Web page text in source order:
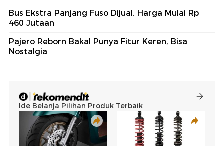
Bus Ekstra Panjang Fuso Dijual, Harga Mulai Rp
460 Jutaan
Pajero Reborn Bakal Punya Fitur Keren, Bisa
Nostalgia